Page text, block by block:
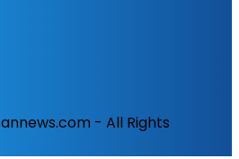
- All Rights